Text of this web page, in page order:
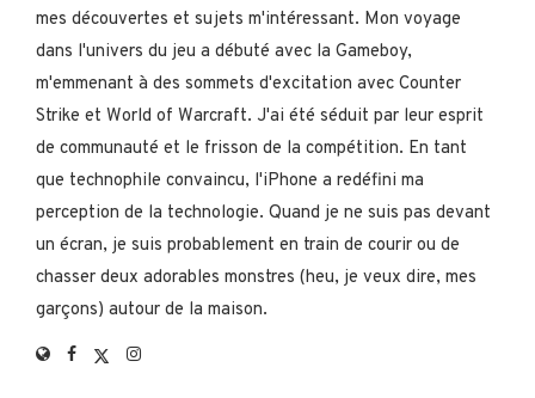
mes découvertes et sujets m'intéressant. Mon voyage
dans l'univers du jeu a débuté avec la Gameboy,
m'emmenant à des sommets d'excitation avec Counter
Strike et World of Warcraft. J'ai été séduit par leur esprit
de communauté et le frisson de la compétition. En tant
que technophile convaincu, l'iPhone a redéfini ma
perception de la technologie. Quand je ne suis pas devant
un écran, je suis probablement en train de courir ou de
chasser deux adorables monstres (heu, je veux dire, mes
garçons) autour de la maison.